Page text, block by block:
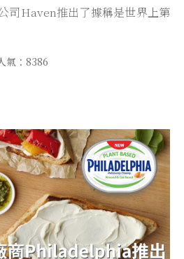
司Haven推出了據稱是世界上第
氣：8386